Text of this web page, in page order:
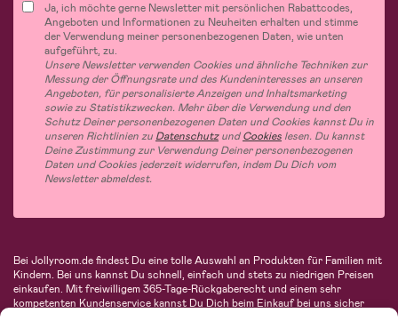
Ja, ich möchte gerne Newsletter mit persönlichen Rabattcodes,
Angeboten und Informationen zu Neuheiten erhalten und stimme
der Verwendung meiner personenbezogenen Daten, wie unten
aufgeführt, zu.
Unsere Newsletter verwenden Cookies und ähnliche Techniken zur
Messung der Öffnungsrate und des Kundeninteresses an unseren
Angeboten, für personalisierte Anzeigen und Inhaltsmarketing
sowie zu Statistikzwecken. Mehr über die Verwendung und den
Schutz Deiner personenbezogenen Daten und Cookies kannst Du in
unseren Richtlinien zu DatenschutzundCookies lesen. Du kannst
Deine Zustimmung zur Verwendung Deiner personenbezogenen
Daten und Cookies jederzeit widerrufen, indem Du Dich vom
Newsletter abmeldest.
Bei Jollyroom.de findest Du eine tolle Auswahl an Produkten für Familien mit
Kindern. Bei uns kannst Du schnell, einfach und stets zu niedrigen Preisen
einkaufen. Mit freiwilligem 365-Tage-Rückgaberecht und einem sehr
kompetenten Kundenservice kannst Du Dich beim Einkauf bei uns sicher